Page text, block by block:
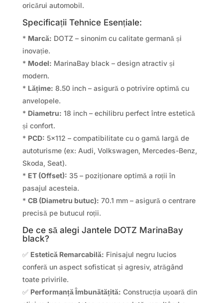
oricărui automobil.
Specificații Tehnice Esențiale:
* Marcă: DOTZ – sinonim cu calitate germană și
inovație.
* Model: MarinaBay black – design atractiv și
modern.
* Lățime: 8.50 inch – asigură o potrivire optimă cu
anvelopele.
* Diametru: 18 inch – echilibru perfect între estetică
și confort.
* PCD: 5×112 – compatibilitate cu o gamă largă de
autoturisme (ex: Audi, Volkswagen, Mercedes-Benz,
Skoda, Seat).
* ET (Offset): 35 – poziționare optimă a roții în
pasajul acesteia.
* CB (Diametru butuc): 70.1 mm – asigură o centrare
precisă pe butucul roții.
De ce să alegi Jantele DOTZ MarinaBay
black?
✅ Estetică Remarcabilă: Finisajul negru lucios
conferă un aspect sofisticat și agresiv, atrăgând
toate privirile.
✅ Performanță Îmbunătățită: Construcția ușoară din